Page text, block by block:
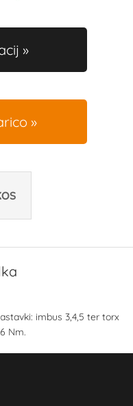
imbus 3,4,5 ter torx
Nm.